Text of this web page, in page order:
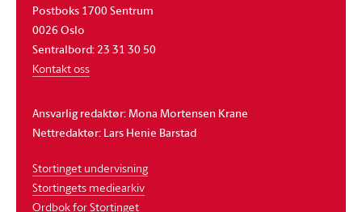
Postboks 1700 Sentrum
0026 Oslo
Sentralbord: 23 31 30 50
Kontakt oss
Ansvarlig redaktør: Mona Mortensen Krane
Nettredaktør: Lars Henie Barstad
Stortinget undervisning
Stortingets mediearkiv
Ordbok for Stortinget